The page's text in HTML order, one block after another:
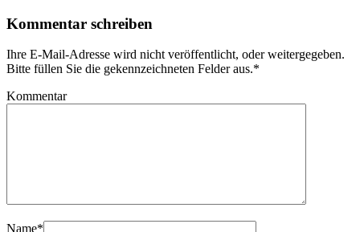
Kommentar schreiben
Ihre E-Mail-Adresse wird nicht veröffentlicht, oder weitergegeben.
Bitte füllen Sie die gekennzeichneten Felder aus.*
Kommentar
Name*